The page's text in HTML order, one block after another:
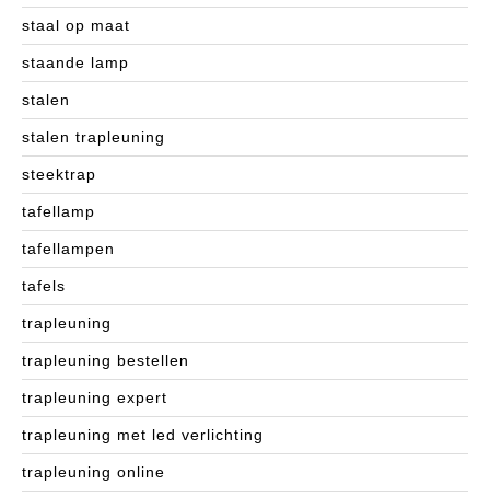
staal op maat
staande lamp
stalen
stalen trapleuning
steektrap
tafellamp
tafellampen
tafels
trapleuning
trapleuning bestellen
trapleuning expert
trapleuning met led verlichting
trapleuning online